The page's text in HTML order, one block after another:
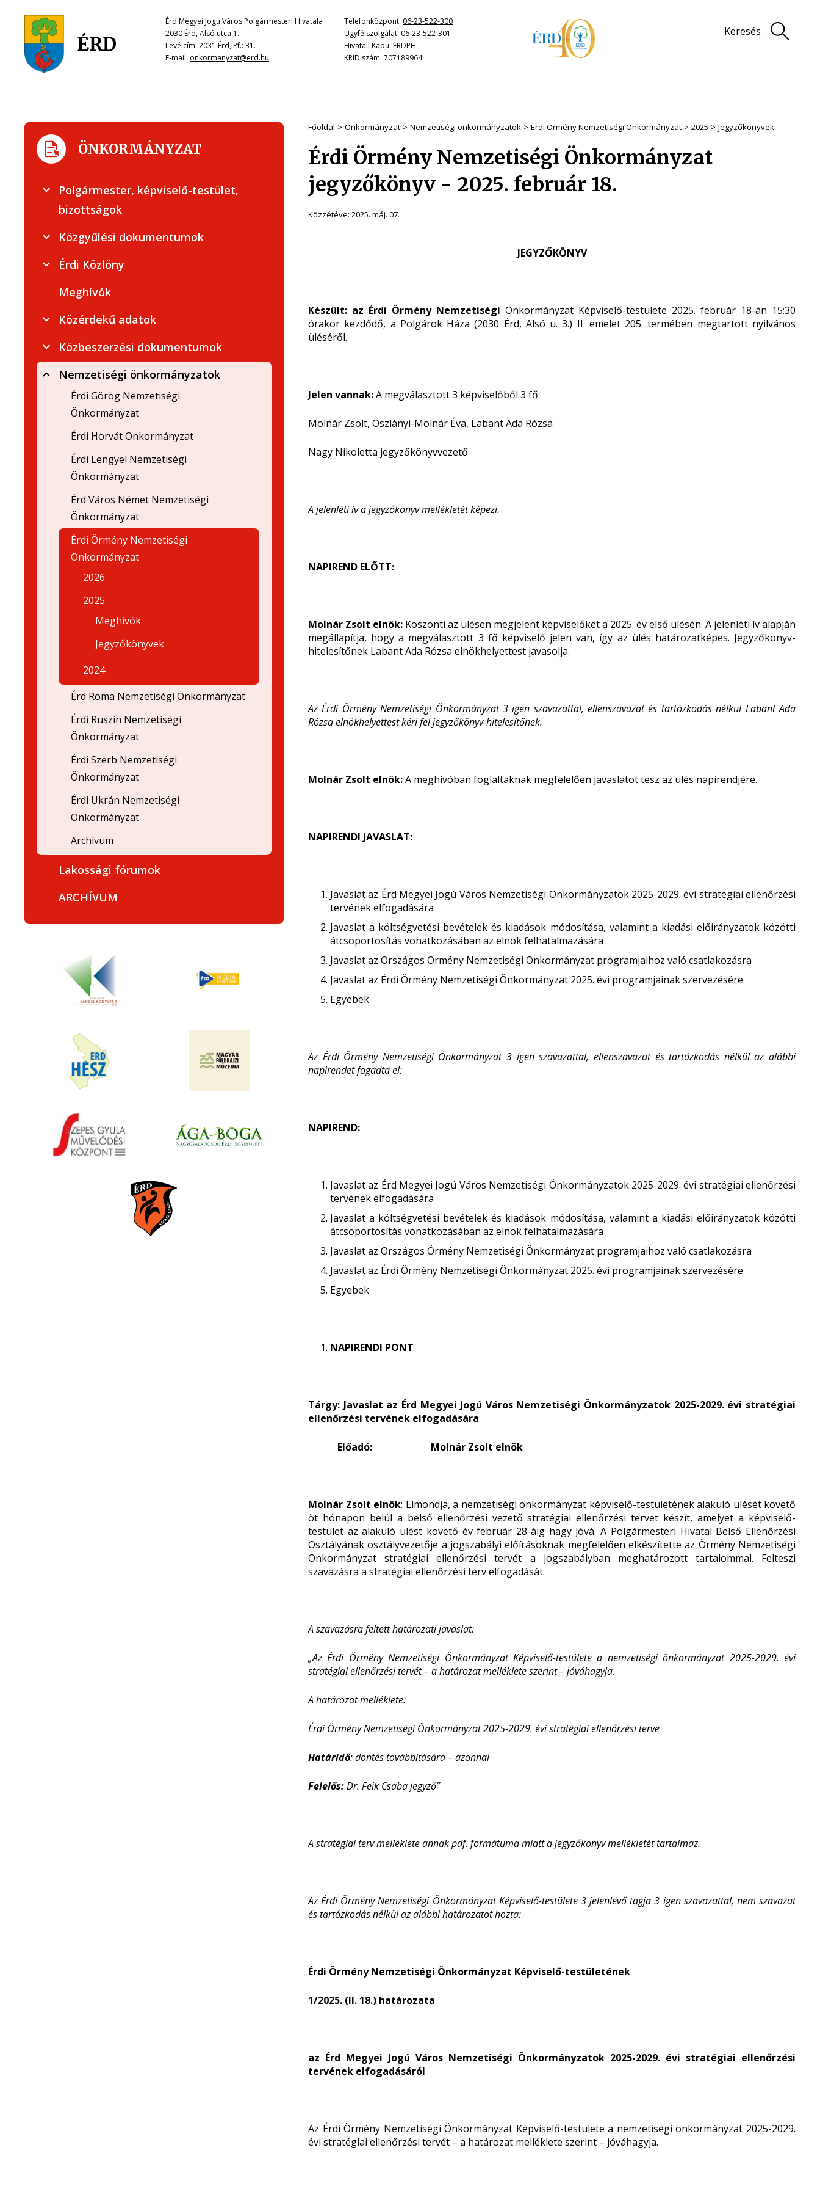
Érd Megyei Jogú Város Polgármesteri Hivatala
2030 Érd, Alsó utca 1.
Levélcím: 2031 Érd, Pf.: 31.
E-mail: onkormanyzat@erd.hu
Telefonközpont: 06-23-522-300
Ügyfélszolgálat: 06-23-522-301
Hivatali Kapu: ERDPH
KRID szám: 707189964
Keresés
Főoldal Önkormányzat Nemzetiségi önkormányzatok Érdi Örmény Nemzetiségi Önkormányzat 2025 Jegyzőkönyvek
Érdi Örmény Nemzetiségi Önkormányzat
jegyzőkönyv - 2025. február 18.
Közzétéve: 2025. máj. 07.
JEGYZŐKÖNYV
Készült: az Érdi Örmény Nemzetiségi Önkormányzat Képviselő-testülete 2025. február 18-án 15:30
órakor kezdődő, a Polgárok Háza (2030 Érd, Alsó u. 3.) II. emelet 205. termében megtartott nyilvános
üléséről.
Jelen vannak:A megválasztott 3 képviselőből 3 fő:
Molnár Zsolt, Oszlányi-Molnár Éva, Labant Ada Rózsa
Nagy Nikoletta jegyzőkönyvvezető
A jelenléti ív a jegyzőkönyv mellékletét képezi.
NAPIREND ELŐTT:
Molnár Zsolt elnök: Köszönti az ülésen megjelent képviselőket a 2025. év első ülésén. A jelenléti ív alapján
megállapítja, hogy a megválasztott 3 fő képviselő jelen van, így az ülés határozatképes. Jegyzőkönyv-
hitelesítőnek Labant Ada Rózsa elnökhelyettest javasolja.
Az Érdi Örmény Nemzetiségi Önkormányzat 3 igen szavazattal, ellenszavazat és tartózkodás nélkül Labant Ada
Rózsa elnökhelyettest kéri fel jegyzőkönyv-hitelesítőnek.
Molnár Zsolt elnök:A meghívóban foglaltaknak megfelelően javaslatot tesz az ülés napirendjére.
NAPIRENDI JAVASLAT:
Javaslat az Érd Megyei Jogú Város Nemzetiségi Önkormányzatok 2025-2029. évi stratégiai ellenőrzési
tervének elfogadására
Javaslat a költségvetési bevételek és kiadások módosítása, valamint a kiadási előirányzatok közötti
átcsoportosítás vonatkozásában az elnök felhatalmazására
Javaslat az Országos Örmény Nemzetiségi Önkormányzat programjaihoz való csatlakozásra
Javaslat az Érdi Örmény Nemzetiségi Önkormányzat 2025. évi programjainak szervezésére
Egyebek
Az Érdi Örmény Nemzetiségi Önkormányzat 3 igen szavazattal, ellenszavazat és tartózkodás nélkül az alábbi
napirendet fogadta el:
NAPIREND:
Javaslat az Érd Megyei Jogú Város Nemzetiségi Önkormányzatok 2025-2029. évi stratégiai ellenőrzési
tervének elfogadására
Javaslat a költségvetési bevételek és kiadások módosítása, valamint a kiadási előirányzatok közötti
átcsoportosítás vonatkozásában az elnök felhatalmazására
Javaslat az Országos Örmény Nemzetiségi Önkormányzat programjaihoz való csatlakozásra
Javaslat az Érdi Örmény Nemzetiségi Önkormányzat 2025. évi programjainak szervezésére
Egyebek
NAPIRENDI PONT
Tárgy: Javaslat az Érd Megyei Jogú Város Nemzetiségi Önkormányzatok 2025-2029. évi stratégiai
ellenőrzési tervének elfogadására
Előadó: Molnár Zsolt elnök
Molnár Zsolt elnök: Elmondja, a nemzetiségi önkormányzat képviselő-testületének alakuló ülését követő
öt hónapon belül a belső ellenőrzési vezető stratégiai ellenőrzési tervet készít, amelyet a képviselő-
testület az alakuló ülést követő év február 28-áig hagy jóvá. A Polgármesteri Hivatal Belső Ellenőrzési
Osztályának osztályvezetője a jogszabályi előírásoknak megfelelően elkészítette az Örmény Nemzetiségi
Önkormányzat stratégiai ellenőrzési tervét a jogszabályban meghatározott tartalommal. Felteszi
szavazásra a stratégiai ellenőrzési terv elfogadását.
A szavazásra feltett határozati javaslat:
„Az Érdi Örmény Nemzetiségi Önkormányzat Képviselő-testülete a nemzetiségi önkormányzat 2025-2029. évi
stratégiai ellenőrzési tervét – a határozat melléklete szerint – jóváhagyja.
A határozat melléklete:
Érdi Örmény Nemzetiségi Önkormányzat 2025-2029. évi stratégiai ellenőrzési terve
Határidő: döntés továbbítására – azonnal
Felelős:Dr. Feik Csaba jegyző”
A stratégiai terv melléklete annak pdf. formátuma miatt a jegyzőkönyv mellékletét tartalmaz.
Az Érdi Örmény Nemzetiségi Önkormányzat Képviselő-testülete 3 jelenlévő tagja 3 igen szavazattal, nem szavazat
és tartózkodás nélkül az alábbi határozatot hozta:
Érdi Örmény Nemzetiségi Önkormányzat Képviselő-testületének
1/2025. (II. 18.) határozata
az Érd Megyei Jogú Város Nemzetiségi Önkormányzatok 2025-2029. évi stratégiai ellenőrzési
tervének elfogadásáról
Az Érdi Örmény Nemzetiségi Önkormányzat Képviselő-testülete a nemzetiségi önkormányzat 2025-2029.
évi stratégiai ellenőrzési tervét – a határozat melléklete szerint – jóváhagyja.
ÖNKORMÁNYZAT
Polgármester, képviselő-testület,
bizottságok
Közgyűlési dokumentumok
Érdi Közlöny
Meghívók
Közérdekű adatok
Közbeszerzési dokumentumok
Nemzetiségi önkormányzatok
Érdi Görög Nemzetiségi
Önkormányzat
Érdi Horvát Önkormányzat
Érdi Lengyel Nemzetiségi
Önkormányzat
Érd Város Német Nemzetiségi
Önkormányzat
Érdi Örmény Nemzetiségi
Önkormányzat
2026
2025
Meghívók
Jegyzőkönyvek
2024
Érd Roma Nemzetiségi Önkormányzat
Érdi Ruszin Nemzetiségi
Önkormányzat
Érdi Szerb Nemzetiségi
Önkormányzat
Érdi Ukrán Nemzetiségi
Önkormányzat
Archívum
Lakossági fórumok
ARCHÍVUM